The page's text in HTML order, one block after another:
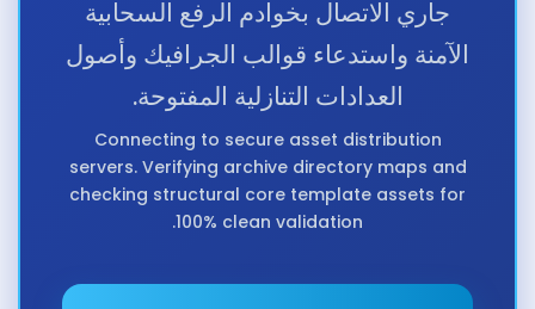
جاري الاتصال بخوادم الرفع السحابية
الآمنة واستدعاء قوالب الجرافيك وأصول
العدادات التنازلية المفتوحة.
Connecting to secure asset distribution
servers. Verifying archive directory maps and
checking structural core template assets for
100% clean validation.